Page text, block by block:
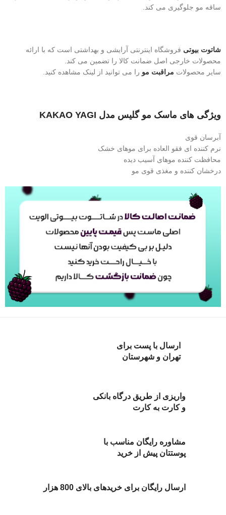
ساقه مو جلوگیری می کند.
شاتوت بیوتی فروشگاه اینترنتی آرایشی و بهداشتی است که با ارائه
محصولات خارجی اصل ضمانت کالا را تضمین می کند.
سایر محصولات مراقبت مو را می توانید از لینک مشاهده کنید.
ویژگی های ماسک مو گلیس مدل KAKAO YAGI
آبرسان قوی
نرم کننده ای فقو العاده برای موهای خشک
محافظت کننده موهای آسیب دیده
درخشان کننده و مغذی قوی مو
ارسال با پست برای
تهران و شهرستان
واریزی از طریق درگاه بانکی
و کارت به کارت
مشاوره رایگان مناسب با
پوستتان پیش از خرید
ارسال رایگان برای خریدهای بالای 800 هزار